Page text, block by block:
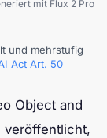
mit Flux 2 Pro
und mehrstufig
Act Art. 50
Object and
veröffentlicht,